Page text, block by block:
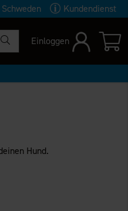
Kundendienst
Einloggen
Hund.